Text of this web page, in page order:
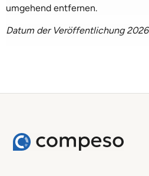
umgehend entfernen.
Datum der Veröffentlichung 2026